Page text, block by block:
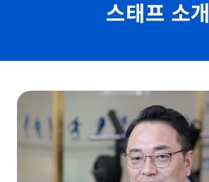
스태프 소개